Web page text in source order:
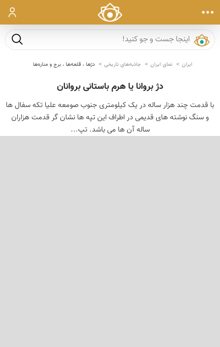
ورود
جست و
ایران نمای ایران جاذبه‌های تاریخی دژها ، قلعه‌ها ، برج و مناره‌ها
دژ بروانا یا هرم باستانی بروانان
با قدمت چند هزار ساله در یک کیلومتری جنوب صومعه علیا تکه سفال ها
و سنگ نوشته های قدیمی در اطراف این تپه ها نشان گر قدمت هزاران
ساله آن ها می باشد. تپ...